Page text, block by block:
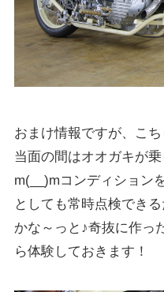
おまけ情報ですが、こ
当面の間はオオガキが
m(__)mコンディション
としても常時点検でき
かな～っと♪奇抜に作っ
ら体験しておきます！